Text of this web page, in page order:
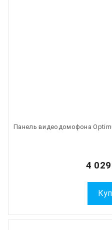
Панель видеодомофона
4